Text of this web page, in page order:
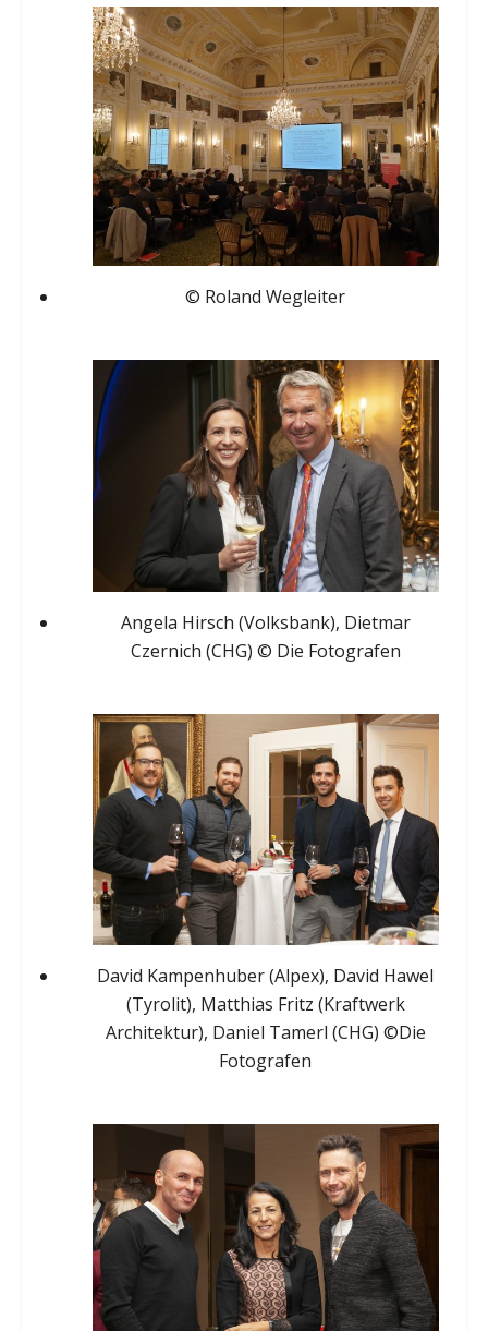
© Roland Wegleiter
Angela Hirsch (Volksbank), Dietmar
Czernich (CHG) © Die Fotografen
David Kampenhuber (Alpex), David Hawel
(Tyrolit), Matthias Fritz (Kraftwerk
Architektur), Daniel Tamerl (CHG) ©Die
Fotografen